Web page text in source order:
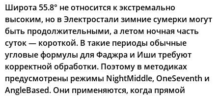
Широта 55.8° не относится к экстремально
высоким, но в Электростали зимние сумерки могут
быть продолжительными, а летом ночная часть
суток — короткой. В такие периоды обычные
угловые формулы для Фаджра и Иши требуют
корректной обработки. Поэтому в методиках
предусмотрены режимы NightMiddle, OneSeventh и
AngleBased. Они применяются, когда прямой